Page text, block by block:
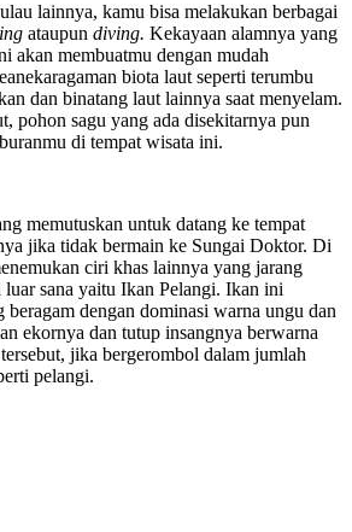
lainnya, kamu bisa melakukan berbagai
ataupun diving. Kekayaan alamnya yang
akan membuatmu dengan mudah
biota laut seperti terumbu
dan binatang laut lainnya saat menyelam.
pohon sagu yang ada disekitarnya pun
di tempat wisata ini.
memutuskan untuk datang ke tempat
jika tidak bermain ke Sungai Doktor. Di
ciri khas lainnya yang jarang
sana yaitu Ikan Pelangi. Ikan ini
dengan dominasi warna ungu dan
ekornya dan tutup insangnya berwarna
jika bergerombol dalam jumlah
pelangi.